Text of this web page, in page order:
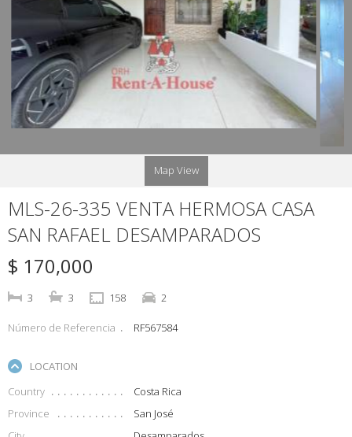
Map View
MLS-26-335 VENTA HERMOSA CASA
SAN RAFAEL DESAMPARADOS
$ 170,000
3 3 158 2
Número de Referencia RF567584
LOCATION
Country
Costa Rica
Province
San José